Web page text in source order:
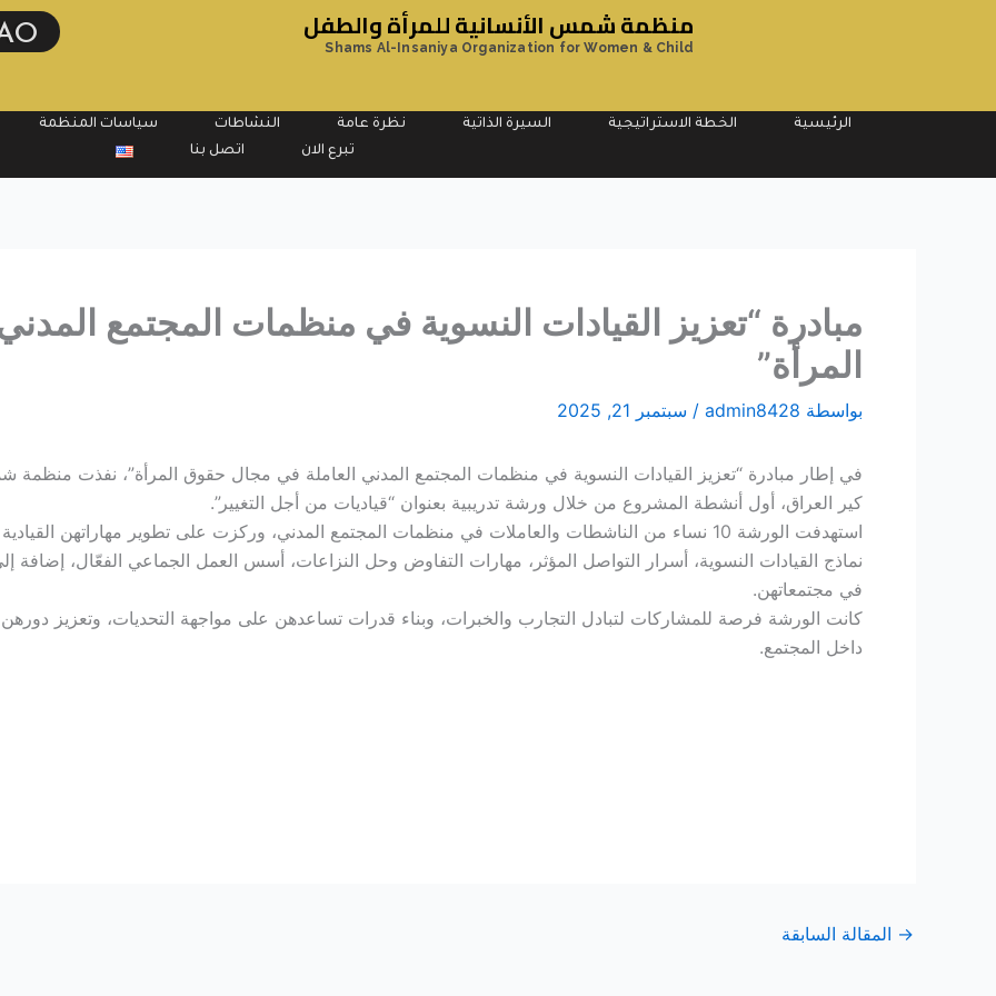
منظمة شمس الأنسانية للمرأة والطفل
Shams Al-Insaniya Organization for Women & Child
الرئيسية الخطة الاستراتيجية السيرة الذاتية نظرة عامة النشاطات سياسات المنظمة
تبرع الان
اتصل بنا
مبادرة “تعزيز القيادات النسوية في منظمات المجتمع
المرأة”
بواسطة admin8428
/ سبتمبر 21, 2025
في إطار مبادرة “تعزيز القيادات النسوية في منظمات المجتمع المدني العاملة في مجال حقوق المرأة”، نفذت
كير العراق، أول أنشطة المشروع من خلال ورشة تدريبية بعنوان “قياديات من أجل التغيير”.
استهدفت الورشة 10 نساء من الناشطات والعاملات في منظمات المجتمع المدني، وركزت على تطوير مهاراتهن
نماذج القيادات النسوية، أسرار التواصل المؤثر، مهارات التفاوض وحل النزاعات، أسس العمل الجماعي الفعّال،
في مجتمعاتهن.
كانت الورشة فرصة للمشاركات لتبادل التجارب والخبرات، وبناء قدرات تساعدهن على مواجهة التحديات، وتعزيز دورهن
داخل المجتمع.
→ المقالة السابقة